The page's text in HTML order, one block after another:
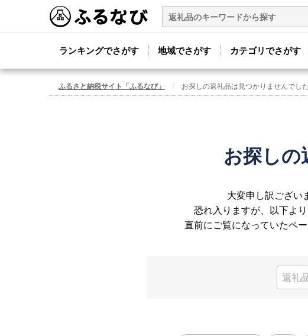
ランキングでさがす 地域でさがす カテゴリでさがす
ふるさと納税サイト「ふるなび」 お探しの返礼品は見つかりませんでした
お探しの
大変申し訳ござい
恐れ入りますが、以下よ
直前にご覧になっていたペ